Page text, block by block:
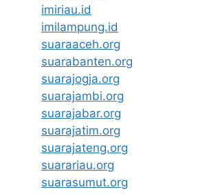
imiriau.id
imilampung.id
suaraaceh.org
suarabanten.org
suarajogja.org
suarajambi.org
suarajabar.org
suarajatim.org
suarajateng.org
suarariau.org
suarasumut.org